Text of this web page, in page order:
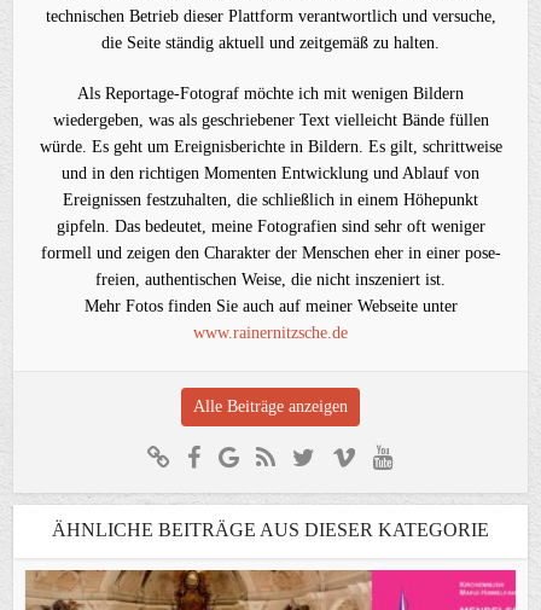
technischen Betrieb dieser Plattform verantwortlich und versuche,
die Seite ständig aktuell und zeitgemäß zu halten.
Als Reportage-Fotograf möchte ich mit wenigen Bildern
wiedergeben, was als geschriebener Text vielleicht Bände füllen
würde. Es geht um Ereignisberichte in Bildern. Es gilt, schrittweise
und in den richtigen Momenten Entwicklung und Ablauf von
Ereignissen festzuhalten, die schließlich in einem Höhepunkt
gipfeln. Das bedeutet, meine Fotografien sind sehr oft weniger
formell und zeigen den Charakter der Menschen eher in einer pose-
freien, authentischen Weise, die nicht inszeniert ist.
Mehr Fotos finden Sie auch auf meiner Webseite unter
www.rainernitzsche.de
Alle Beiträge anzeigen
ÄHNLICHE BEITRÄGE AUS DIESER KATEGORIE